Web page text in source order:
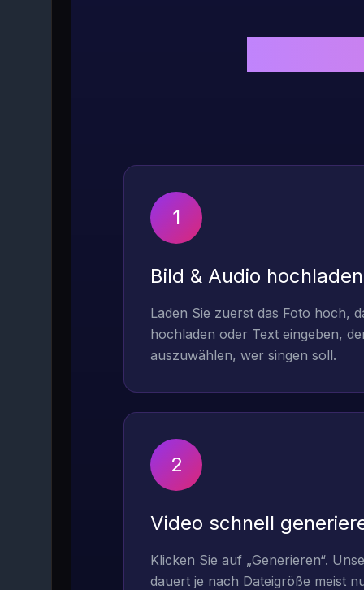
1
Bild & Audio hochladen
Laden Sie zuerst das Foto hoch,
hochladen oder Text eingeben,
auszuwählen, wer singen soll.
2
Video schnell
Klicken Sie auf „Generieren“.
dauert je nach Dateigröße meist